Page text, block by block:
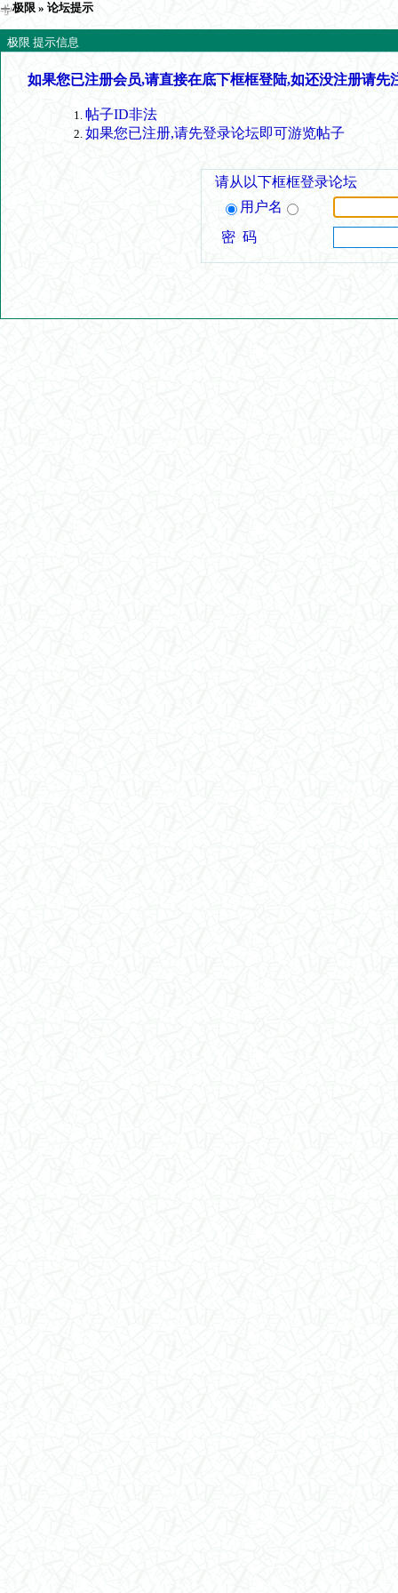
极限 » 论坛提示
极限 提示信息
如果您已注册会员,请直接在底下框框登陆,如还没注册请先
帖子ID非法
如果您已注册,请先登录论坛即可游览帖子
请从以下框框登录论坛
用户名
密 码